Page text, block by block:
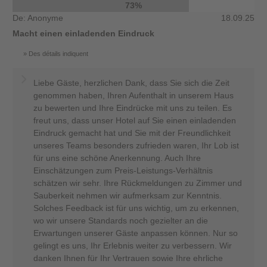
73%
De: Anonyme
18.09.25
Macht einen einladenden Eindruck
Des détails indiquent
Liebe Gäste, herzlichen Dank, dass Sie sich die Zeit
genommen haben, Ihren Aufenthalt in unserem Haus
zu bewerten und Ihre Eindrücke mit uns zu teilen. Es
freut uns, dass unser Hotel auf Sie einen einladenden
Eindruck gemacht hat und Sie mit der Freundlichkeit
unseres Teams besonders zufrieden waren, Ihr Lob ist
für uns eine schöne Anerkennung. Auch Ihre
Einschätzungen zum Preis-Leistungs-Verhältnis
schätzen wir sehr. Ihre Rückmeldungen zu Zimmer und
Sauberkeit nehmen wir aufmerksam zur Kenntnis.
Solches Feedback ist für uns wichtig, um zu erkennen,
wo wir unsere Standards noch gezielter an die
Erwartungen unserer Gäste anpassen können. Nur so
gelingt es uns, Ihr Erlebnis weiter zu verbessern. Wir
danken Ihnen für Ihr Vertrauen sowie Ihre ehrliche